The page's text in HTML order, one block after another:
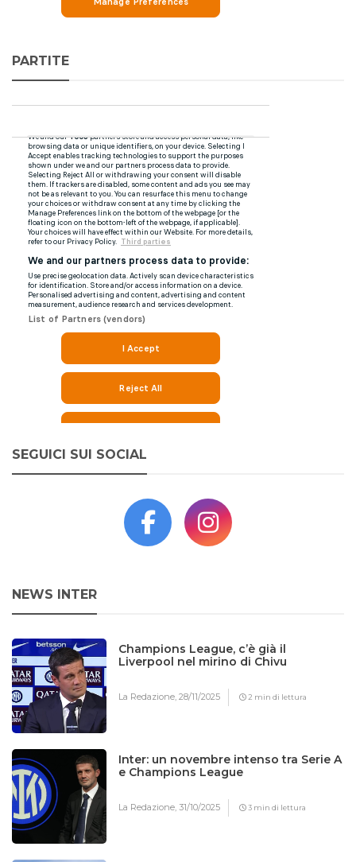
PARTITE
SEGUICI SUI SOCIAL
NEWS INTER
Champions League, c’è già il
Liverpool nel mirino di Chivu
La Redazione,28/11/2025 2 min di lettura
Inter: un novembre intenso tra Serie A
e Champions League
La Redazione,31/10/2025 3 min di lettura